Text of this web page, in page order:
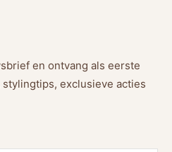
en ontvang als eerste
exclusieve acties